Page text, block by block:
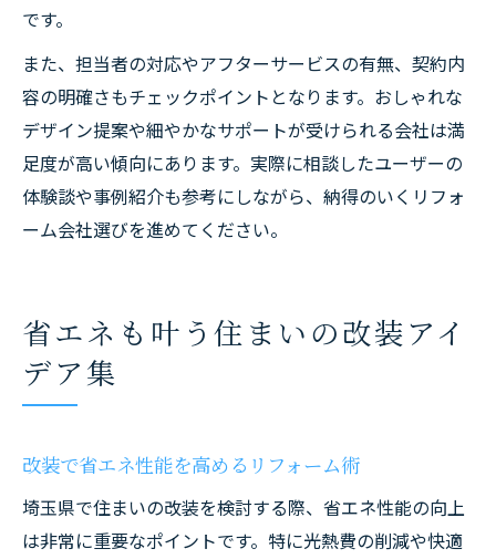
です。
また、担当者の対応やアフターサービスの有無、契約内
容の明確さもチェックポイントとなります。おしゃれな
デザイン提案や細やかなサポートが受けられる会社は満
足度が高い傾向にあります。実際に相談したユーザーの
体験談や事例紹介も参考にしながら、納得のいくリフォ
ーム会社選びを進めてください。
省エネも叶う住まいの改装アイ
デア集
改装で省エネ性能を高めるリフォーム術
埼玉県で住まいの改装を検討する際、省エネ性能の向上
は非常に重要なポイントです。特に光熱費の削減や快適